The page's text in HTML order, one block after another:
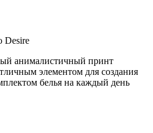
Desire
анималистичный принт
элементом для создания
белья на каждый день